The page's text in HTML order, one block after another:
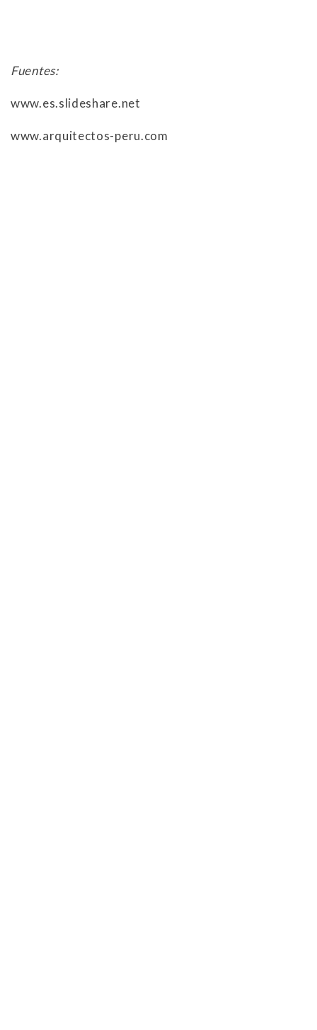
Fuentes:
www.es.slideshare.net
www.arquitectos-peru.com